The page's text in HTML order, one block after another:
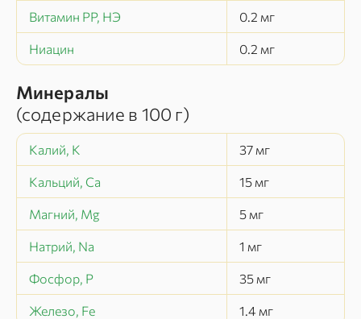
Витамин РР, НЭ 0.2 мг
Ниацин 0.2 мг
Минералы
(содержание в 100 г)
Калий, K 37 мг
Кальций, Ca 15 мг
Магний, Mg 5 мг
Натрий, Na 1 мг
Фосфор, P 35 мг
Железо, Fe 1.4 мг